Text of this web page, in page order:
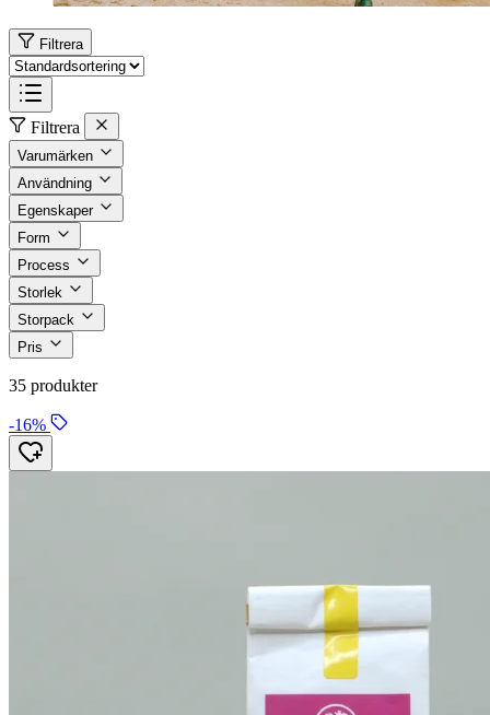
Filtrera
Filtrera
Varumärken
Användning
Egenskaper
Form
Process
Storlek
Storpack
Pris
35 produkter
-16%